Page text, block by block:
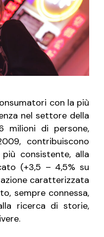
con la più
nel settore della
milioni di persone,
contribuiscono
consistente, alla
(+3,5 – 4,5% su
caratterizzata
sempre connessa,
ricerca di storie,